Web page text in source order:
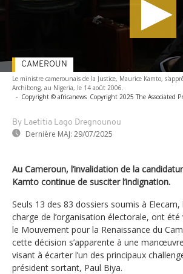
Le ministre camerounais de la Justice, Maurice Kamto,
Archibong, au Nigeria, le 14 août 2006.
- Copyright © africanews Copyright 2025 The Associated
By Laetitia Lago Dregnounou
Dernière MAJ: 29/07/2025
CAMEROUN
Au Cameroun, l’invalidation de la
Kamto continue de susciter l’indignation.
Seuls 13 des 83 dossiers soumis à Elecam,
charge de l’organisation électorale, ont été
le Mouvement pour la Renaissance du
cette décision s’apparente à une
visant à écarter l’un des principaux
président sortant, Paul Biya.